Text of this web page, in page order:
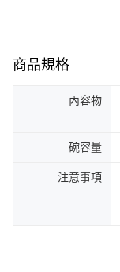
商品規格
內容物
碗容量
注意事項